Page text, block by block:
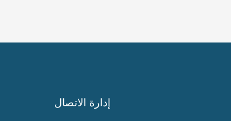
إدارة الاتصال